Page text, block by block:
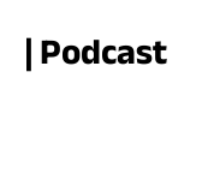
| Podcast